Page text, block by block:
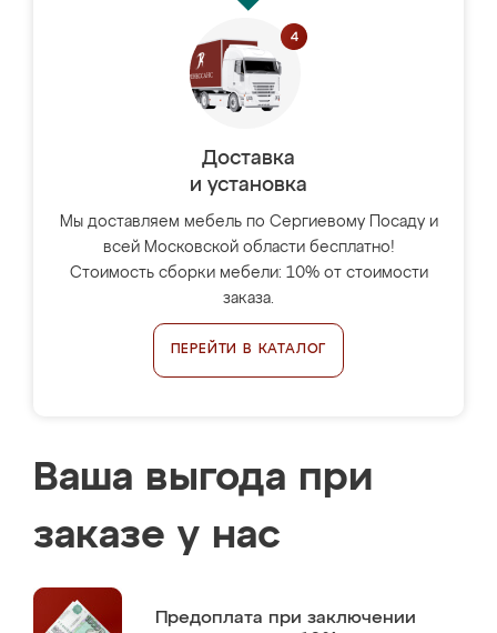
Доставка
и установка
Мы доставляем мебель по Сергиевому Посаду и
всей Московской области бесплатно!
Стоимость сборки мебели: 10% от стоимости
заказа.
ПЕРЕЙТИ В КАТАЛОГ
Ваша выгода при
заказе у нас
Предоплата при заключении